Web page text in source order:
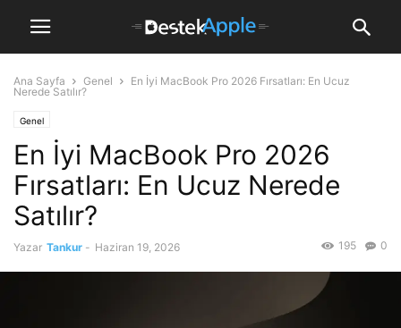
Ana Sayfa Genel
En İyi MacBook Pro 2026 Fırsatları: En Ucuz
Nerede Satılır?
Genel
En İyi MacBook Pro 2026
Fırsatları: En Ucuz Nerede
Satılır?
Yazar Tankur - Haziran 19, 2026 0
195